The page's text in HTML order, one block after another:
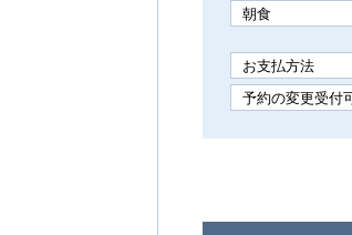
朝食
お支払方法
予約の変更受付